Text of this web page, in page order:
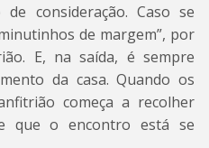
consideração. Caso se
de margem”, por
E, na saída, é sempre
da casa. Quando os
começa a recolher
que o encontro está se